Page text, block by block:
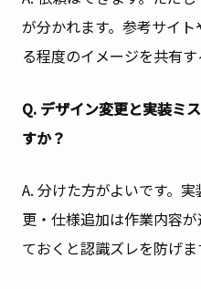
が分かれます。参考サイ
る程度のイメージを共有す
Q. デザイン変更と実装ミ
すか？
A. 分けた方がよいです。
更・仕様追加は作業内容
ておくと認識ズレを防げま